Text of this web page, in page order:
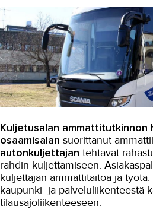
Kuljetusalan ammattitutkinnon
osaamisalan suorittanut
autonkuljettajan tehtävät
rahdin kuljettamiseen.
kuljettajan ammattitaitoa ja
kaupunki- ja palveluliikenteestä
tilausajoliikenteeseen.